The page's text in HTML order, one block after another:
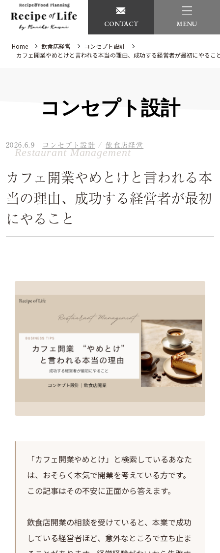
CONTACT MENU
Home 飲食店経営
コンセプト設計
カフェ開業やめとけと言われる本当の理由、成功する経営者が最初にやるこ
コンセプト設計
2026.6.9 コンセプト設計 / 飲食店経営
カフェ開業やめとけと言われる本
当の理由、成功する経営者が最初
にやること
「カフェ開業やめとけ」と検索しているあなた
は、おそらく本気で開業を考えている方です。
この記事はその不安に正面から答えます。
飲食店開業の相談を受けていると、本業で成功
している経営者ほど、意外なところで立ち止ま
Restaurant Management